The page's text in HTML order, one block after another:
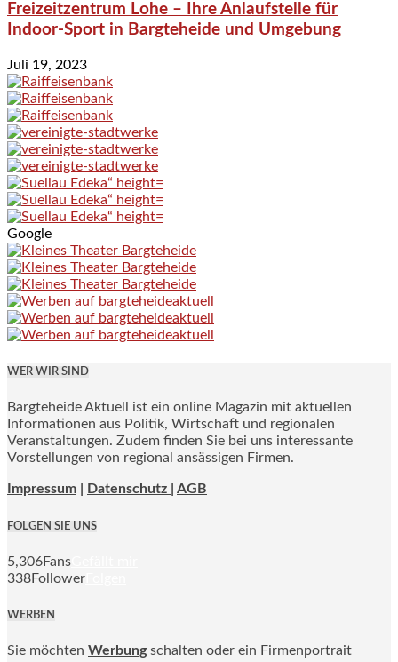
Freizeitzentrum Lohe – Ihre Anlaufstelle für
Indoor-Sport in Bargteheide und Umgebung
Juli 19, 2023
Google
WER WIR SIND
Bargteheide Aktuell ist ein online Magazin mit aktuellen
Informationen aus Politik, Wirtschaft und regionalen
Veranstaltungen. Zudem finden Sie bei uns interessante
Vorstellungen von regional ansässigen Firmen.
Impressum Datenschutz | AGB
FOLGEN SIE UNS
5,306Fans
338Follower
WERBEN
Sie möchten Werbung schalten oder ein Firmenportrait